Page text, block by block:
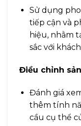
Sử dụng
tiếp cận và
hiệu, nhằm
sắc với
Điều chỉnh
Đánh giá
thêm tính
cầu cụ thể